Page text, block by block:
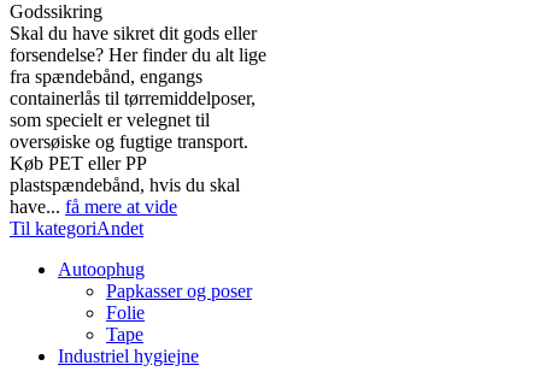
Godssikring
Skal du have sikret dit gods eller
forsendelse? Her finder du alt lige
fra spændebånd, engangs
containerlås til tørremiddelposer,
som specielt er velegnet til
oversøiske og fugtige transport.
Køb PET eller PP
plastspændebånd, hvis du skal
have... få mere at vide
Til kategoriAndet
Autoophug
Papkasser og poser
Folie
Tape
Industriel hygiejne